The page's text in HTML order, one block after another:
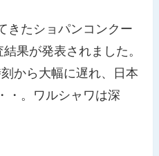
きたショパンコンクー
果が発表されました。
から大幅に遅れ、日本
・。ワルシャワは深